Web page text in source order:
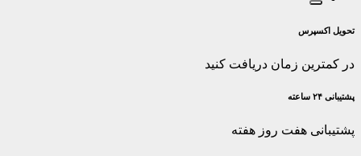
تحویل اکسپرس
در کمترین زمان دریافت کنید
پشتیبانی ۲۴ ساعته
پشتیبانی هفت روز هفته